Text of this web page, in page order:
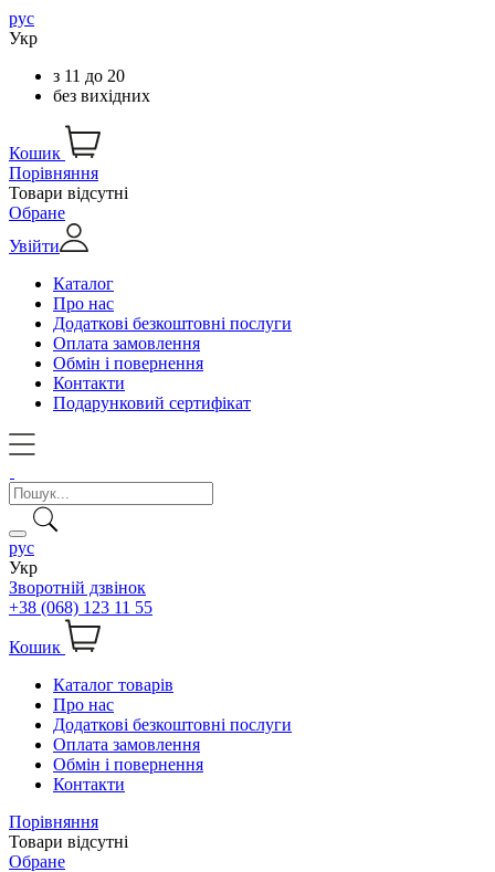
рус
Укр
з 11 до 20
без вихідних
Кошик
Порівняння
Товари відсутні
Обране
Увійти
Каталог
Про нас
Додаткові безкоштовні послуги
Оплата замовлення
Обмін і повернення
Контакти
Подарунковий сертифікат
рус
Укр
Зворотній дзвінок
+38 (068) 123 11 55
Кошик
Каталог товарів
Про нас
Додаткові безкоштовні послуги
Оплата замовлення
Обмін і повернення
Контакти
Порівняння
Товари відсутні
Обране